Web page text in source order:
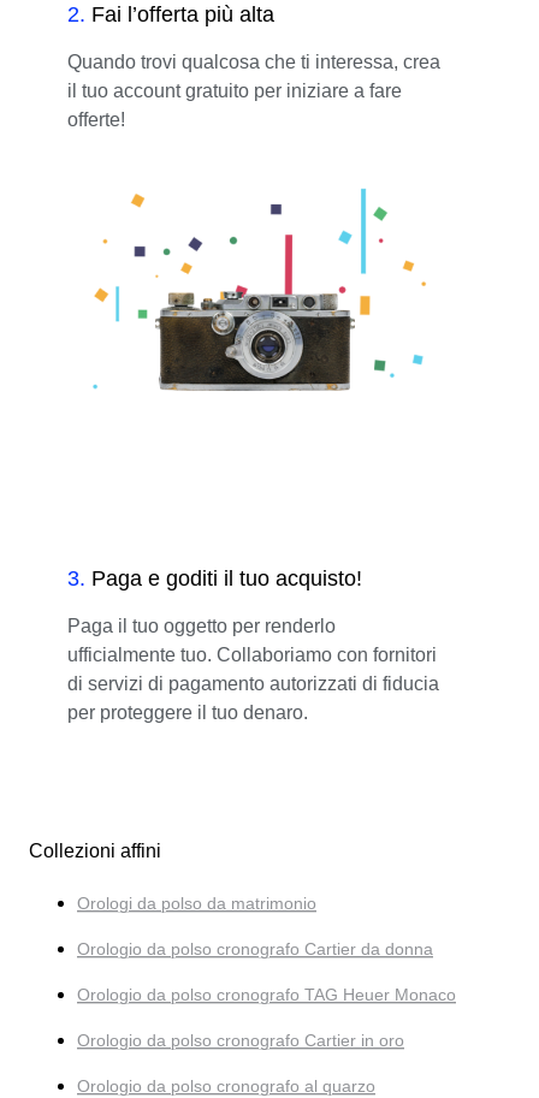
2. Fai l’offerta più alta
Quando trovi qualcosa che ti interessa, crea
il tuo account gratuito per iniziare a fare
offerte!
3. Paga e goditi il tuo acquisto!
Paga il tuo oggetto per renderlo
ufficialmente tuo. Collaboriamo con fornitori
di servizi di pagamento autorizzati di fiducia
per proteggere il tuo denaro.
Collezioni affini
Orologi da polso da matrimonio
Orologio da polso cronografo Cartier da donna
Orologio da polso cronografo TAG Heuer Monaco
Orologio da polso cronografo Cartier in oro
Orologio da polso cronografo al quarzo